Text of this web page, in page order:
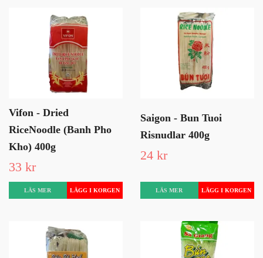
Vifon - Dried
RiceNoodle (Banh Pho
Kho) 400g
33 kr
LÄS MER
Saigon - Bun Tuoi
Risnudlar 400g
24 kr
LÄS MER